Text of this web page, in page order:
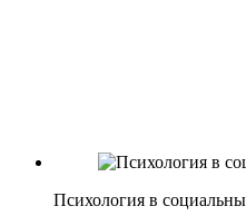
Психология в